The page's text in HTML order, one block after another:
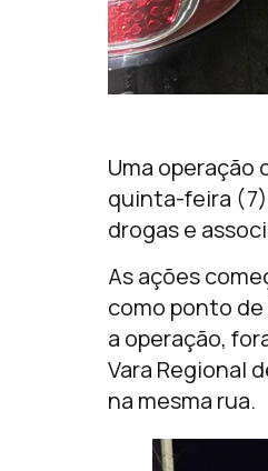
Uma operação
quinta-feira
drogas e
As ações
como ponto
a operação,
Vara Regional
na mesma rua.